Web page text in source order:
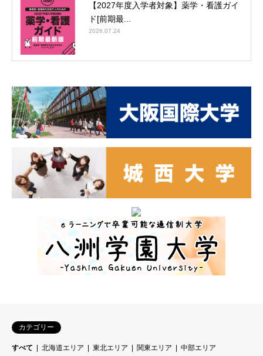
【2027年度入学者対象】薬学・看護ガイ
ド[前期最...
2026.07.24
カテゴリー
すべて 北海道エリア 東北エリア 関東エリア 中部エリア